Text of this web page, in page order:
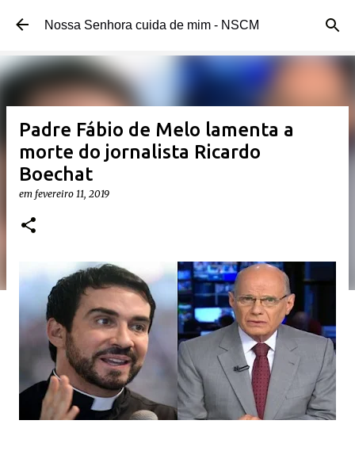
Pular para o conteúdo principal
Nossa Senhora cuida de mim - NSCM
Padre Fábio de Melo lamenta a
morte do jornalista Ricardo
Boechat
em fevereiro 11, 2019